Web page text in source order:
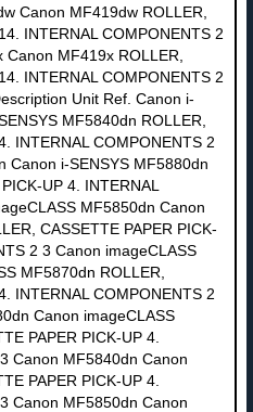
Canon MF419dw ROLLER,
INTERNAL COMPONENTS 2
MF419x ROLLER,
INTERNAL COMPONENTS 2
Unit Ref. Canon i-
MF5840dn ROLLER,
INTERNAL COMPONENTS 2
Canon i-SENSYS MF5880dn
UP 4. INTERNAL
MF5850dn Canon
CASSETTE PAPER PICK-
2 3 Canon imageCLASS
MF5870dn ROLLER,
INTERNAL COMPONENTS 2
Canon imageCLASS
PAPER PICK-UP 4.
Canon MF5840dn Canon
PAPER PICK-UP 4.
Canon MF5850dn Canon